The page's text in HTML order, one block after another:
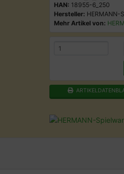
HAN: 18955-6_250
Hersteller: HERMANN-
Mehr Artikel von: